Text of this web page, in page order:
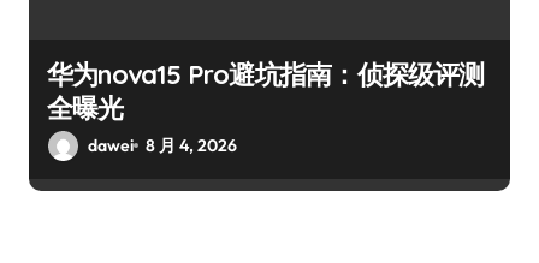
华为nova15 Pro避坑指南：侦探级评测
全曝光
dawei 8 月 4, 2026